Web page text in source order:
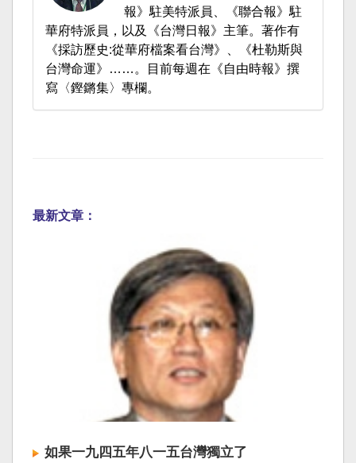
報》駐美特派員、《聯合報》駐
華府特派員，以及《台灣日報》主筆。著作有
《採訪歷史:從華府檔案看台灣》、《杜勒斯與
台灣命運》……。目前每週在《自由時報》撰
寫〈鏗鏘集〉專欄。
最新文章：
如果一九四五年八一五台灣獨立了